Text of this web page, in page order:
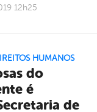
12h25
HUMANOS
do
é
de